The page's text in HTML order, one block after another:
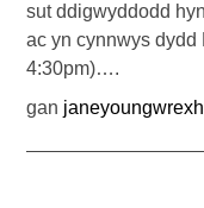
sut ddigwyddodd
ac yn cynnwys dydd
4:30pm)….
gan